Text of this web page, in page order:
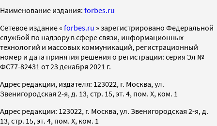
Наименование издания: forbes.ru
Cетевое издание « forbes.ru » зарегистрировано Федеральной
службой по надзору в сфере связи, информационных
технологий и массовых коммуникаций, регистрационный
номер и дата принятия решения о регистрации: серия Эл №
ФС77-82431 от 23 декабря 2021 г.
Адрес редакции, издателя: 123022, г. Москва, ул.
Звенигородская 2-я, д. 13, стр. 15, эт. 4, пом. X, ком. 1
Адрес редакции: 123022, г. Москва, ул. Звенигородская 2-я, д.
13, стр. 15, эт. 4, пом. X, ком. 1